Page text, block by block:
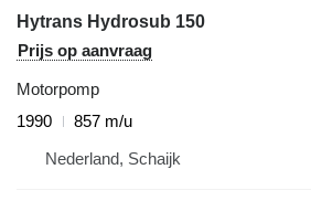
Hytrans Hydrosub 150
Prijs op aanvraag
Motorpomp
1990
857 m/u
Nederland, Schaijk